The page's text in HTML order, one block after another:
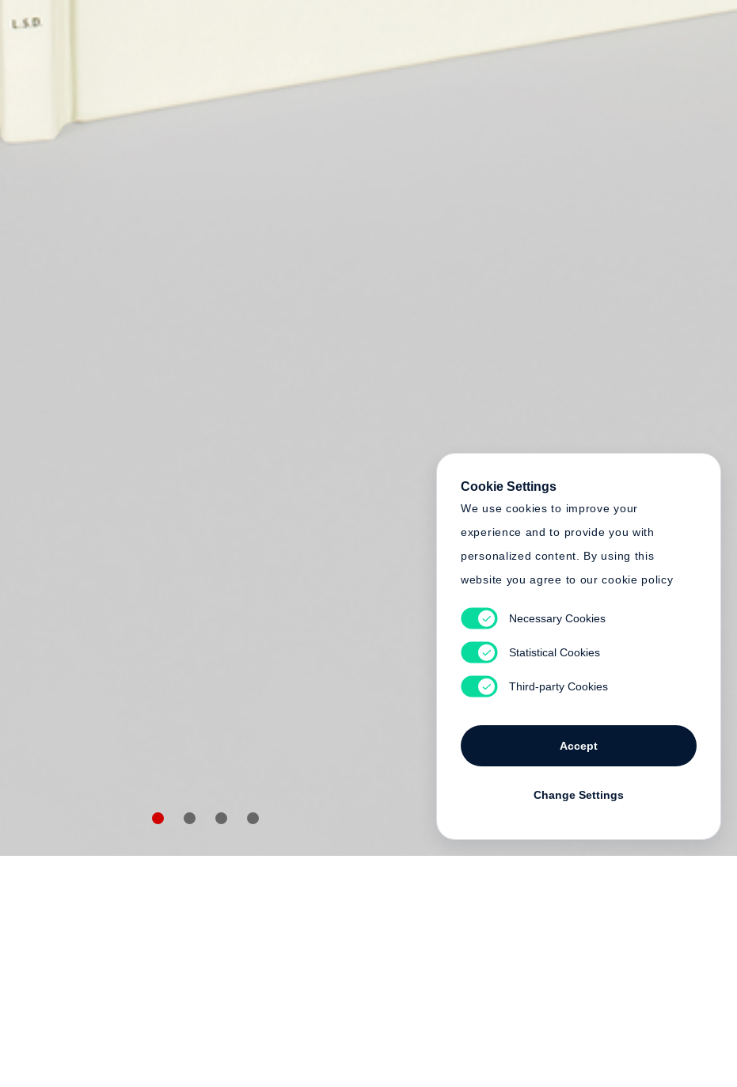
Cookie Settings
We use cookies to improve your
experience and to provide you with
personalized content. By using this
website you agree to our cookie policy
Necessary Cookies
Statistical Cookies
Third-party Cookies
Accept
Change Settings